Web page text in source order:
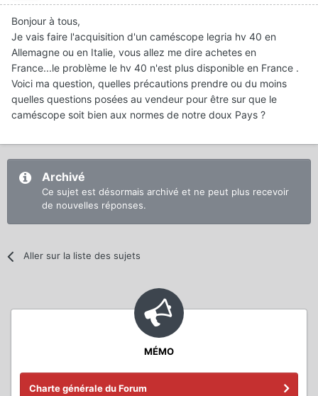
Bonjour à tous,
Je vais faire l'acquisition d'un caméscope legria hv 40 en
Allemagne ou en Italie, vous allez me dire achetes en
France...le problème le hv 40 n'est plus disponible en France .
Voici ma question, quelles précautions prendre ou du moins
quelles questions posées au vendeur pour être sur que le
caméscope soit bien aux normes de notre doux Pays ?
Archivé
Ce sujet est désormais archivé et ne peut plus recevoir
de nouvelles réponses.
Aller sur la liste des sujets
MÉMO
Charte générale du Forum